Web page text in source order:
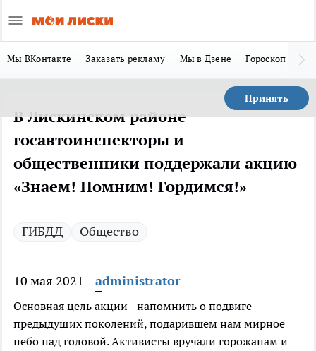
Мы ВКонтакте Заказать рекламу Мы в Дзене Гороскоп
Принять
В Лискинском районе
госавтоинспекторы и
общественники поддержали акцию
«Знаем! Помним! Гордимся!»
ГИБДД Общество
10 мая 2021 administrator
Основная цель акции - напомнить о подвиге
предыдущих поколений, подарившем нам мирное
небо над головой. Активисты вручали горожанам и